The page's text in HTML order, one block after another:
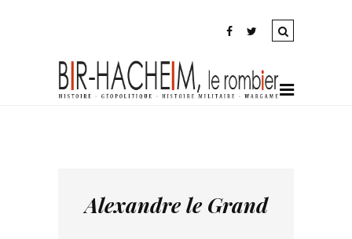
Alexandre le Grand